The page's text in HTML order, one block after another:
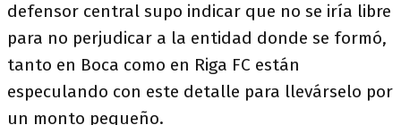
defensor central supo indicar que no se iría libre
para no perjudicar a la entidad donde se formó,
tanto en Boca como en Riga FC están
especulando con este detalle para llevárselo por
un monto pequeño.